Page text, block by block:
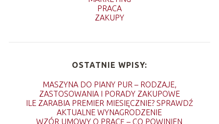
PRACA
ZAKUPY
OSTATNIE WPISY:
MASZYNA DO PIANY PUR – RODZAJE,
ZASTOSOWANIA I PORADY ZAKUPOWE
ILE ZARABIA PREMIER MIESIĘCZNIE? SPRAWDŹ
AKTUALNE WYNAGRODZENIE
WZÓR UMOWY O PRACĘ – CO POWINIEN